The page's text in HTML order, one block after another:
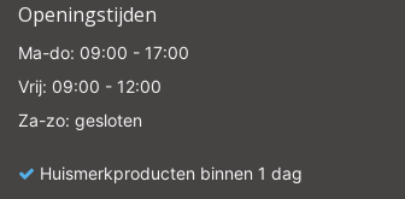
Openingstijden
Ma-do: 09:00 - 17:00
Vrij: 09:00 - 12:00
Za-zo: gesloten
Huismerkproducten binnen 1 dag